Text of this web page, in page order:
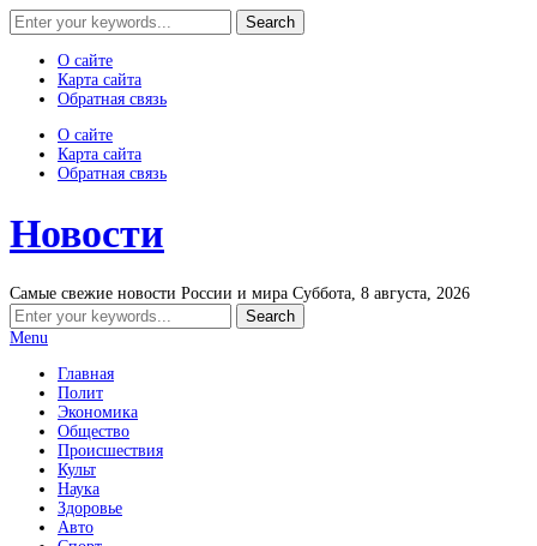
О сайте
Карта сайта
Обратная связь
О сайте
Карта сайта
Обратная связь
Новости
Самые свежие новости России и мира Суббота, 8 августа, 2026
Menu
Главная
Полит
Экономика
Общество
Происшествия
Культ
Наука
Здоровье
Авто